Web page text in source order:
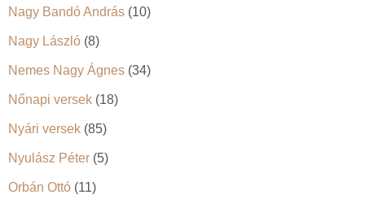
Nagy Bandó András (10)
Nagy László (8)
Nemes Nagy Ágnes (34)
Nőnapi versek (18)
Nyári versek (85)
Nyulász Péter (5)
Orbán Ottó (11)